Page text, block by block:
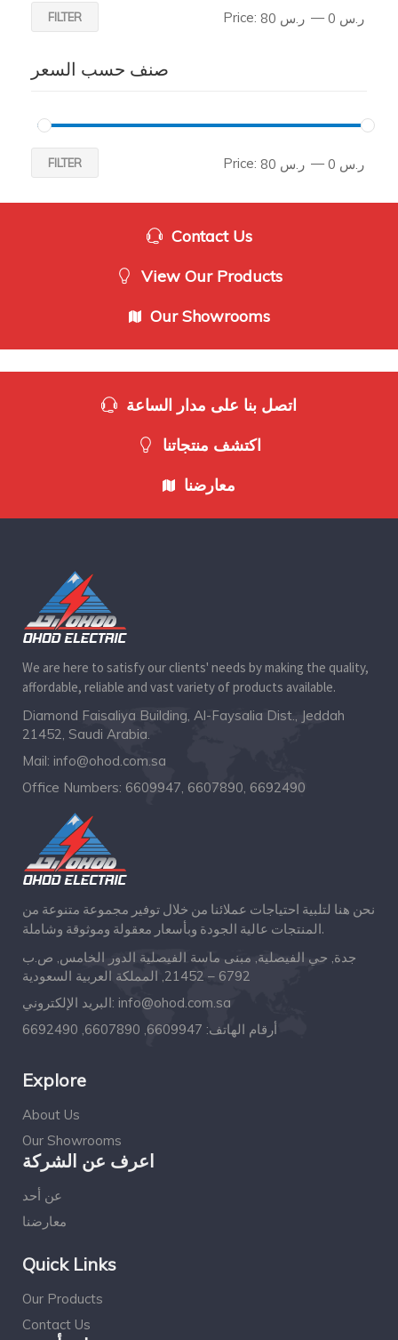
FILTER Price: ر.س 0 — ر.س 80
صنف حسب السعر
FILTER Price: ر.س 0 — ر.س 80
Contact Us
View Our Products
Our Showrooms
اتصل بنا على مدار الساعة
اكتشف منتجاتنا
معارضنا
We are here to satisfy our clients' needs by making the quality,
affordable, reliable and vast variety of products available.
Diamond Faisaliya Building, Al-Faysalia Dist., Jeddah
21452, Saudi Arabia.
Mail: info@ohod.com.sa
Office Numbers: 6609947, 6607890, 6692490
نحن هنا لتلبية احتياجات عملائنا من خلال توفير مجموعة متنوعة من
المنتجات عالية الجودة وبأسعار معقولة وموثوقة وشاملة.
جدة, حي الفيصلية, مبنى ماسة الفيصلية الدور الخامس, ص.ب
6792 – 21452, المملكة العربية السعودية
البريد الإلكتروني: info@ohod.com.sa
أرقام الهاتف: 6609947, 6607890, 6692490
Explore
About Us
Our Showrooms
اعرف عن الشركة
عن أحد
معارضنا
Quick Links
Our Products
Contact Us